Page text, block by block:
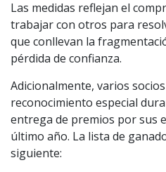
Las medidas reflejan el
trabajar con otros para
que conllevan la
pérdida de confianza.
Adicionalmente, varios
reconocimiento especial
entrega de premios por sus
último año. La lista de
siguiente: